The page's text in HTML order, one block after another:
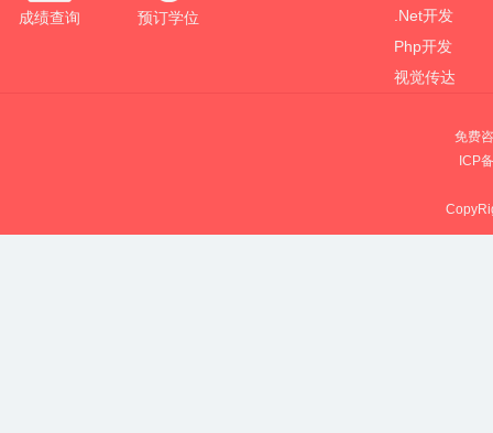
成绩查询 预订学位
.Net开发
Php开发
视觉传达
免费
ICP